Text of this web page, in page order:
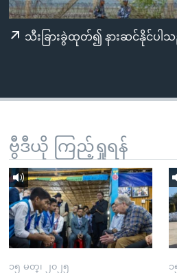
သီးခြားခွဲထုတ်၍ နားဆင်နိုင်ပါ
ဗွီဒီယို ကြည့်ရှုရန်
၁၅ မတ္၊ ၂၀၂၅ ၁